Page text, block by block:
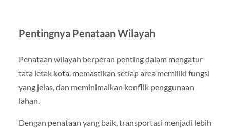
Pentingnya Penataan Wilayah
Penataan wilayah berperan penting dalam mengatur
tata letak kota, memastikan setiap area memiliki fungsi
yang jelas, dan meminimalkan konflik penggunaan
lahan.
Dengan penataan yang baik, transportasi menjadi lebih